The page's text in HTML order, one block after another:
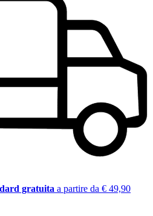
gratuita a partire da € 49,90